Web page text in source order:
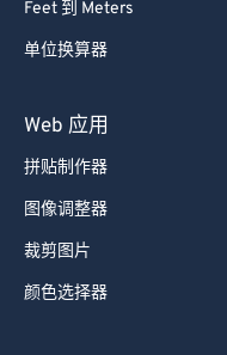
Feet 到 Meters
单位换算器
Web 应用
拼贴制作器
图像调整器
裁剪图片
颜色选择器